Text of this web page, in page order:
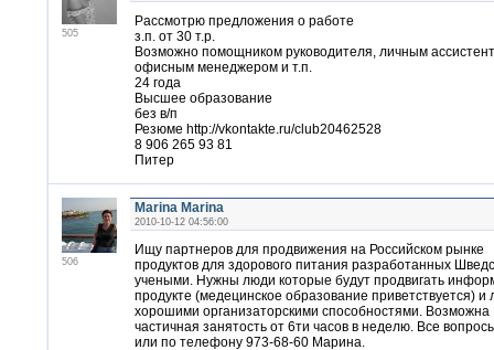
505
Рассмотрю предложения о работе
з.п. от 30 т.р.
Возможно помощником руководителя, личным
офисным менеджером и т.п.
24 года
Высшее образование
без в/п
Резюме http://vkontakte.ru/club20462528
8 906 265 93 81
Питер
506
Marina Marina
2010-10-12 04:56:00
Ищу партнеров для продвижения на Российском рынке
продуктов для здорового питания разработанных
учеными. Нужны люди которые будут продвигать
продукте (медецинское образование приветствуется) и
хорошими организаторскими способностями. Возможна
частичная занятость от 6ти часов в неделю. Все
или по телефону 973-68-60 Марина.